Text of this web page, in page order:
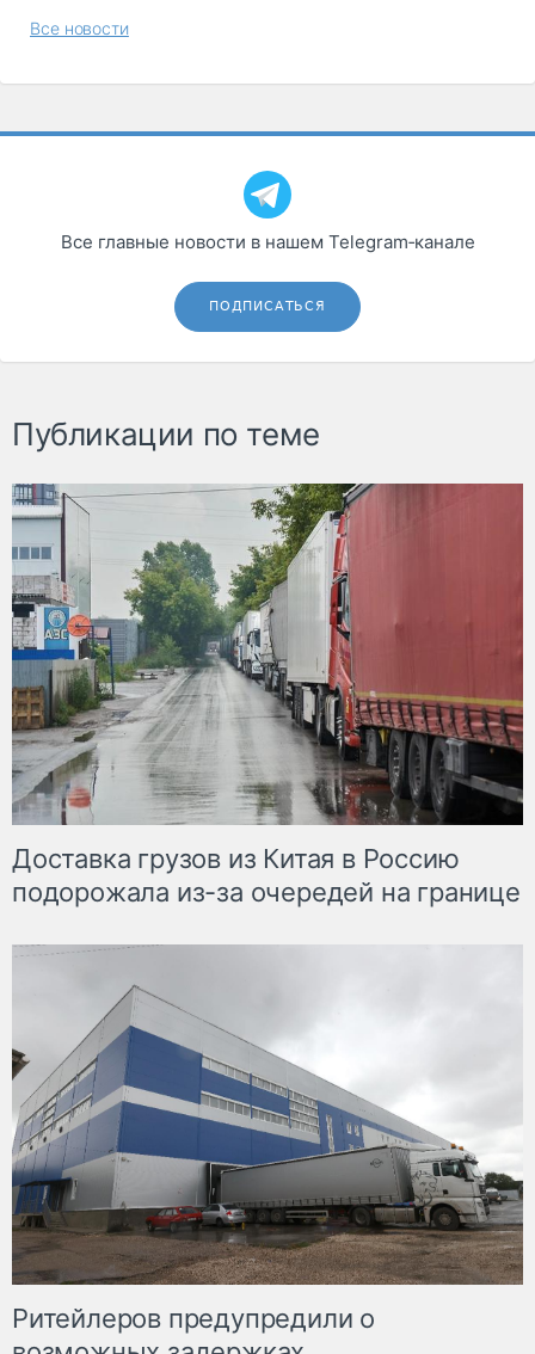
Все новости
Все главные новости в нашем Telegram‑канале
ПОДПИСАТЬСЯ
Публикации по теме
Доставка грузов из Китая в Россию
подорожала из-за очередей на границе
Ритейлеров предупредили о